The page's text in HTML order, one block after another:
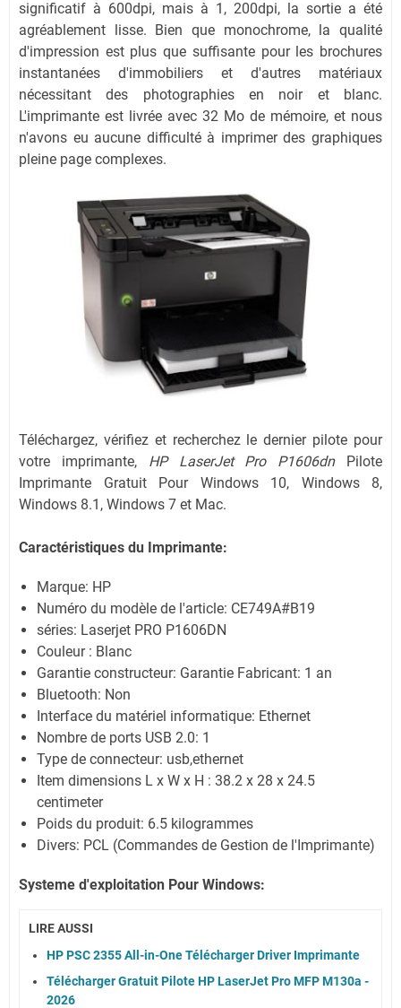
significatif à 600dpi, mais à 1, 200dpi, la sortie a été
agréablement lisse. Bien que monochrome, la qualité
d'impression est plus que suffisante pour les brochures
instantanées d'immobiliers et d'autres matériaux
nécessitant des photographies en noir et blanc.
L'imprimante est livrée avec 32 Mo de mémoire, et nous
n'avons eu aucune difficulté à imprimer des graphiques
pleine page complexes.
Téléchargez, vérifiez et recherchez le dernier pilote pour
votre imprimante, HP LaserJet Pro P1606dn Pilote
Imprimante Gratuit Pour Windows 10, Windows 8,
Windows 8.1, Windows 7 et Mac.
Caractéristiques du Imprimante:
Marque: HP
Numéro du modèle de l'article: CE749A#B19
séries: Laserjet PRO P1606DN
Couleur : Blanc
Garantie constructeur: Garantie Fabricant: 1 an
Bluetooth: Non
Interface du matériel informatique: Ethernet
Nombre de ports USB 2.0: 1
Type de connecteur: usb,ethernet
Item dimensions L x W x H : 38.2 x 28 x 24.5
centimeter
Poids du produit: 6.5 kilogrammes
Divers: PCL (Commandes de Gestion de l'Imprimante)
Systeme d'exploitation Pour Windows:
LIRE AUSSI
HP PSC 2355 All-in-One Télécharger Driver Imprimante
Télécharger Gratuit Pilote HP LaserJet Pro MFP M130a -
2026